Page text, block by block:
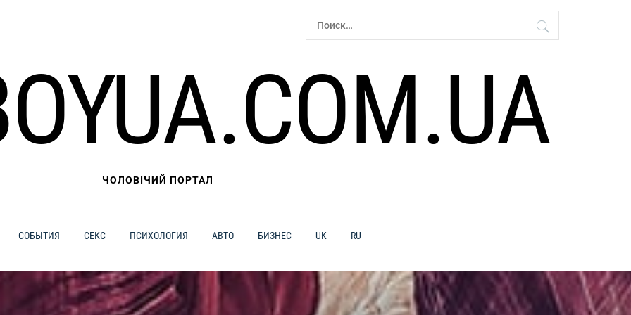
Найти:
ЧОЛОВІЧИЙ ПОРТАЛ
СОБЫТИЯ СЕКС ПСИХОЛОГИЯ АВТО БИЗНЕС UK RU